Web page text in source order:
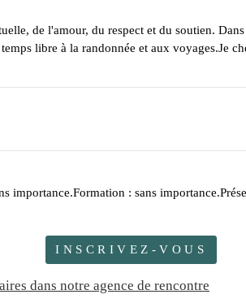
de l'amour, du respect et du soutien.
libre à la randonnée et aux voyages.Je
importance.Formation : sans
INSCRIVEZ-VOUS
dans notre agence de rencontre